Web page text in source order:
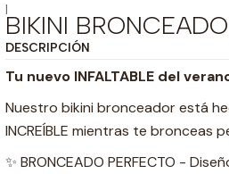
|
BIKINI
DESCRIPCIÓN
Tu nuevo INFALTABLE del
Nuestro bikini bronceador está
INCREÍBLE mientras te bronceas
✨ BRONCEADO PERFECTO -